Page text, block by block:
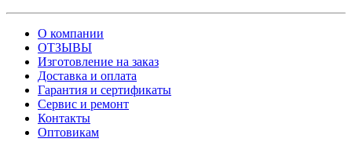
О компании
ОТЗЫВЫ
Изготовление на заказ
Доставка и оплата
Гарантия и сертификаты
Сервис и ремонт
Контакты
Оптовикам